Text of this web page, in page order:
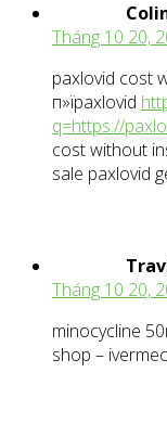
Tháng 10 20,
paxlovid cost
п»їpaxlovid
q=https://
cost without
sale paxlovid
Tháng 10 20,
minocycline
shop –